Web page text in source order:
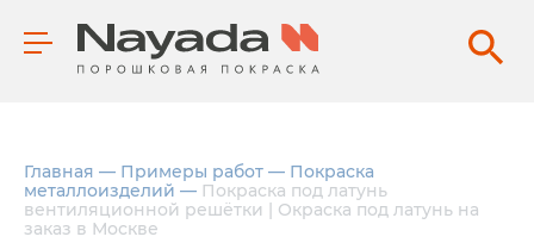
Главная — Примеры работ — Покраска
металлоизделий — Покраска под латунь
вентиляционной решётки | Окраска под латунь на
заказ в Москве